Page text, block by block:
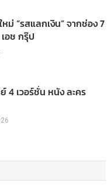
หม่ “รสแลกเงิน” จากช่อง 7
อช กรุ๊ป
4 เวอร์ชั่น หนัง ละคร